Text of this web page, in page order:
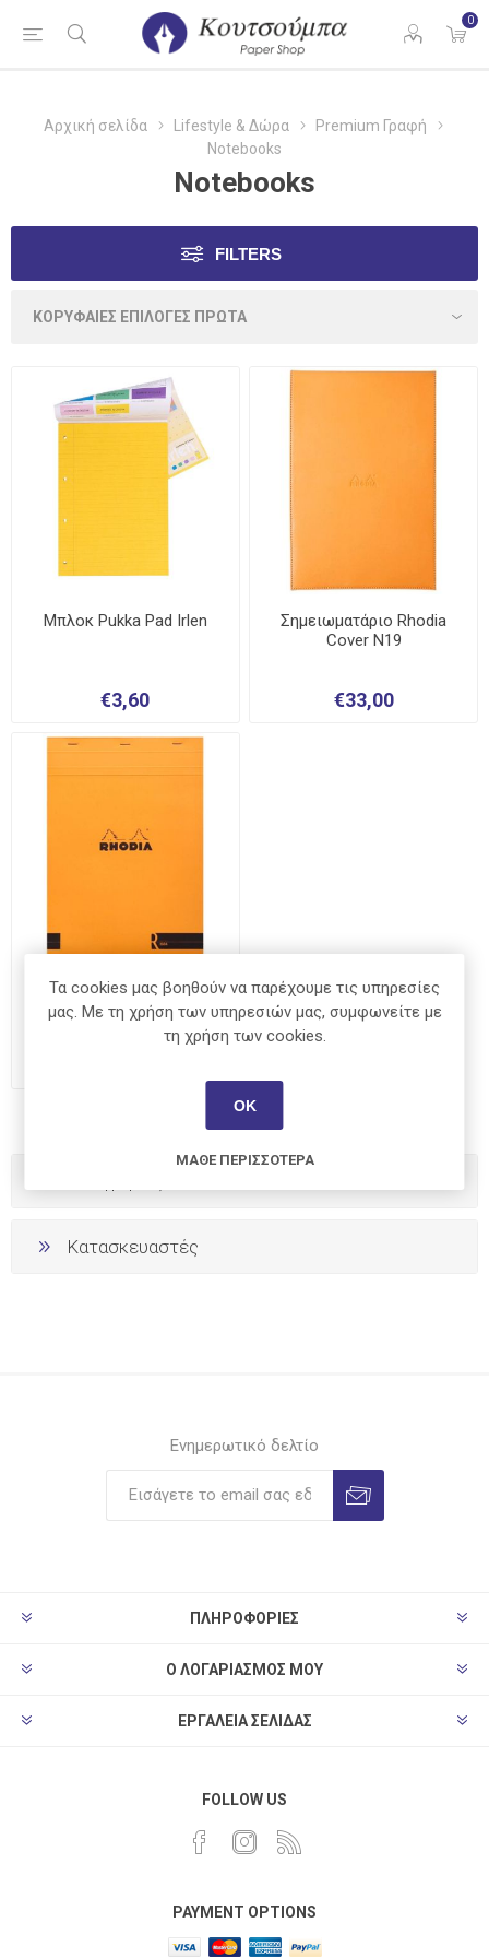
0
Αρχική σελίδα Lifestyle & Δώρα
Premium Γραφή
Notebooks
Notebooks
FILTERS
Μπλοκ Pukka Pad Irlen
€3,60
Σημειωματάριο Rhodia
Cover N19
€33,00
ΣΗΜΕΙΩΜΑΤΑΡΙΟ RHODIA
N18 BLOC-R
Κατασκευαστές
Ενημερωτικό δελτίο
ΠΛΗΡΟΦΟΡΊΕΣ
Ο ΛΟΓΑΡΙΑΣΜΌΣ ΜΟΥ
ΕΡΓΑΛΕΊΑ ΣΕΛΊΔΑΣ
FOLLOW US
PAYMENT OPTIONS
Τα cookies μας βοηθούν να παρέχουμε τις υπηρεσίες
μας. Με τη χρήση των υπηρεσιών μας, συμφωνείτε με
τη χρήση των cookies.
ΟΚ
ΜΆΘΕ ΠΕΡΙΣΣΌΤΕΡΑ